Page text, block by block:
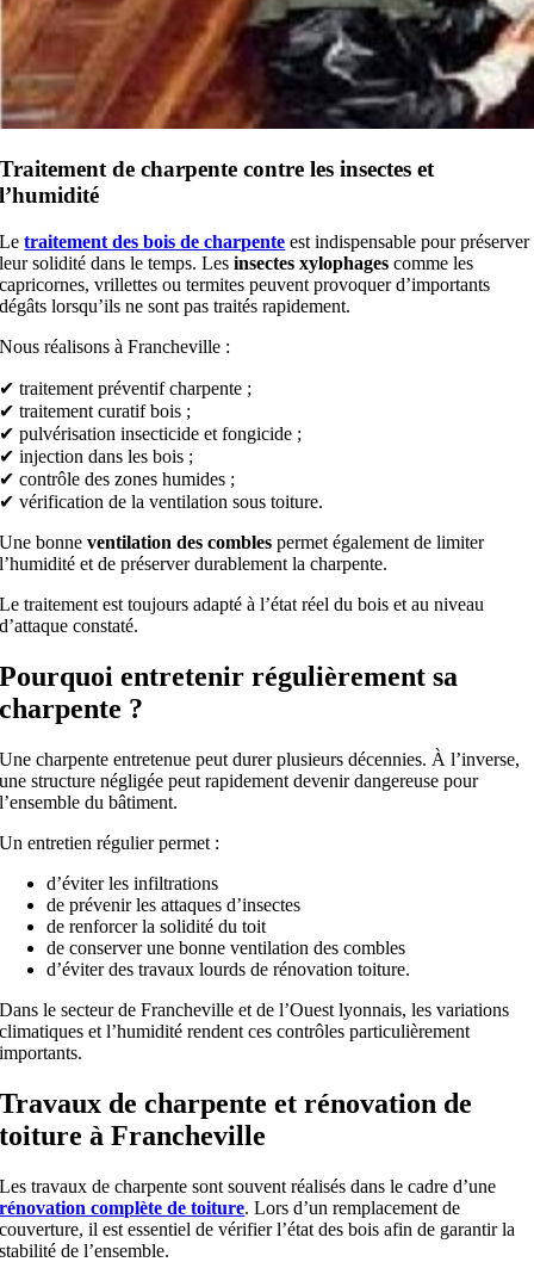
Traitement de charpente contre les insectes et
l’humidité
Letraitement des bois de charpente est indispensable pour préserver
leur solidité dans le temps. Lesinsectes xylophages comme les
capricornes, vrillettes ou termites peuvent provoquer d’importants
dégâts lorsqu’ils ne sont pas traités rapidement.
Nous réalisons à Francheville :
✔ traitement préventif charpente ;
✔ traitement curatif bois ;
✔ pulvérisation insecticide et fongicide ;
✔ injection dans les bois ;
✔ contrôle des zones humides ;
✔ vérification de la ventilation sous toiture.
Une bonneventilation des combles permet également de limiter
l’humidité et de préserver durablement la charpente.
Le traitement est toujours adapté à l’état réel du bois et au niveau
d’attaque constaté.
Pourquoi entretenir régulièrement sa
charpente ?
Une charpente entretenue peut durer plusieurs décennies. À l’inverse,
une structure négligée peut rapidement devenir dangereuse pour
l’ensemble du bâtiment.
Un entretien régulier permet :
d’éviter les infiltrations
de prévenir les attaques d’insectes
de renforcer la solidité du toit
de conserver une bonne ventilation des combles
d’éviter des travaux lourds de rénovation toiture.
Dans le secteur de Francheville et de l’Ouest lyonnais, les variations
climatiques et l’humidité rendent ces contrôles particulièrement
importants.
Travaux de charpente et rénovation de
toiture à Francheville
Les travaux de charpente sont souvent réalisés dans le cadre d’une
rénovation complète de toiture. Lors d’un remplacement de
couverture, il est essentiel de vérifier l’état des bois afin de garantir la
stabilité de l’ensemble.